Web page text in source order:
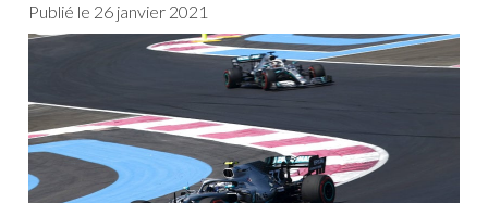
Publié le 26 janvier 2021